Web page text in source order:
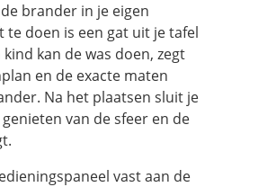
brander in je eigen
doen is een gat uit je tafel
kan de was doen, zegt
en de exacte maten
Na het plaatsen sluit je
van de sfeer en de
vast aan de